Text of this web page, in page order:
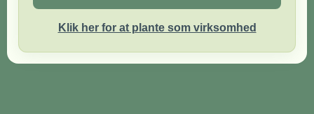
Klik her for at plante som virksomhed